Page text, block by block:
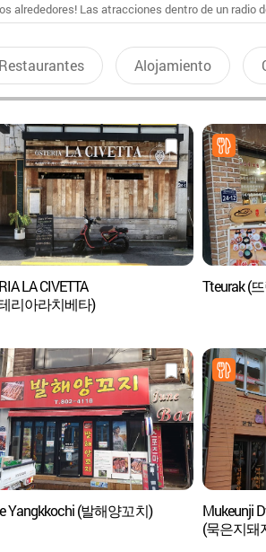
alrededores! Las atracciones dentro de un
Restaurantes Alojamiento
LA CIVETTA
리아라치베타)
Tteurak (
Yangkkochi (발해양꼬치)
Mukeunji
(묵은지돼